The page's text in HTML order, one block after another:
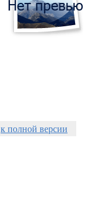
к полной версии